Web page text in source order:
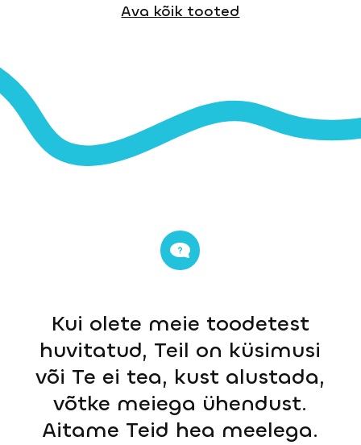
Ava kõik tooted
Kui olete meie toodetest
huvitatud, Teil on küsimusi
või Te ei tea, kust alustada,
võtke meiega ühendust.
Aitame Teid hea meelega.